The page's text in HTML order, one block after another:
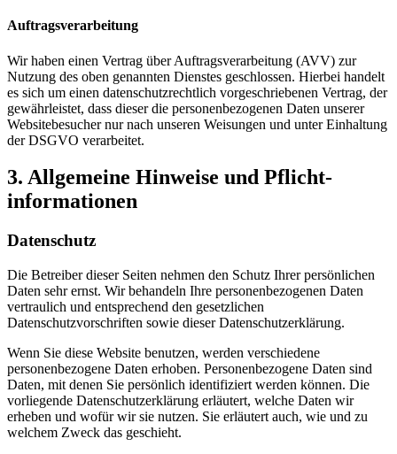
Auftragsverarbeitung
Wir haben einen Vertrag über Auftragsverarbeitung (AVV) zur
Nutzung des oben genannten Dienstes geschlossen. Hierbei handelt
es sich um einen datenschutzrechtlich vorgeschriebenen Vertrag, der
gewährleistet, dass dieser die personenbezogenen Daten unserer
Websitebesucher nur nach unseren Weisungen und unter Einhaltung
der DSGVO verarbeitet.
3. Allgemeine Hinweise und Pflicht­
informationen
Datenschutz
Die Betreiber dieser Seiten nehmen den Schutz Ihrer persönlichen
Daten sehr ernst. Wir behandeln Ihre personenbezogenen Daten
vertraulich und entsprechend den gesetzlichen
Datenschutzvorschriften sowie dieser Datenschutzerklärung.
Wenn Sie diese Website benutzen, werden verschiedene
personenbezogene Daten erhoben. Personenbezogene Daten sind
Daten, mit denen Sie persönlich identifiziert werden können. Die
vorliegende Datenschutzerklärung erläutert, welche Daten wir
erheben und wofür wir sie nutzen. Sie erläutert auch, wie und zu
welchem Zweck das geschieht.